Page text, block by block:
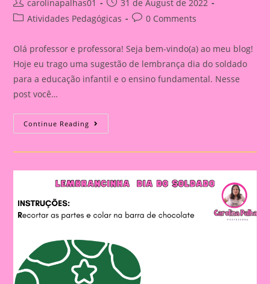
author:
carolinapalhas01
published:
31 de August de 2022
PostAtividades Pedagógicas
Post0 Comments
Olá professor e professora! Seja bem-vindo(a) ao meu blog!
Hoje eu trago uma sugestão de lembrança dia do soldado
para a educação infantil e o ensino fundamental. Nesse
post você…
Continue Reading Atividade
Dia
Com
O
Tema